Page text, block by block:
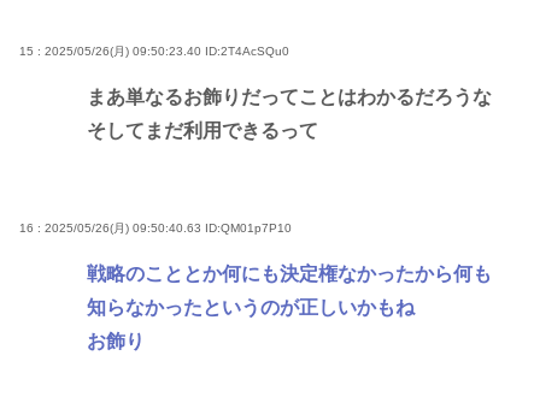
15 : 2025/05/26(月) 09:50:23.40 ID:2T4AcSQu0
まあ単なるお飾りだってことはわかるだろうな
そしてまだ利用できるって
16 : 2025/05/26(月) 09:50:40.63 ID:QM01p7P10
戦略のこととか何にも決定権なかったから何も
知らなかったというのが正しいかもね
お飾り